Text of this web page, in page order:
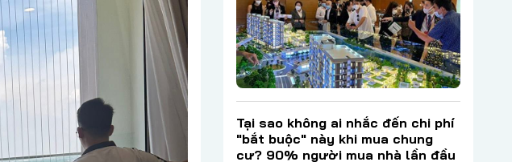
Tại sao không ai nhắc đến chi phí
"bắt buộc" này khi mua chung
cư? 90% người mua nhà lần đầu